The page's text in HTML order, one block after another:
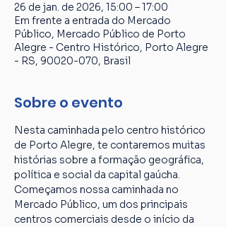
26 de jan. de 2026, 15:00 – 17:00
Em frente a entrada do Mercado
Público, Mercado Público de Porto
Alegre - Centro Histórico, Porto Alegre
- RS, 90020-070, Brasil
Sobre o evento
Nesta caminhada pelo centro histórico
de Porto Alegre, te contaremos muitas
histórias sobre a formação geográfica,
política e social da capital gaúcha.
Começamos nossa caminhada no
Mercado Público, um dos principais
centros comerciais desde o início da